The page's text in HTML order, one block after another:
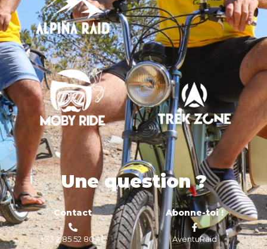
Une question ?
Contact
+33 2 85 52 80 46
Abonne-toi !
AventuRaid